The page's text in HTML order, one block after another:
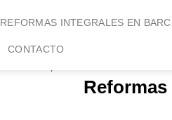
REFORMAS INTEGRALES EN
CONTACTO
ARCHIVOS
Reformas